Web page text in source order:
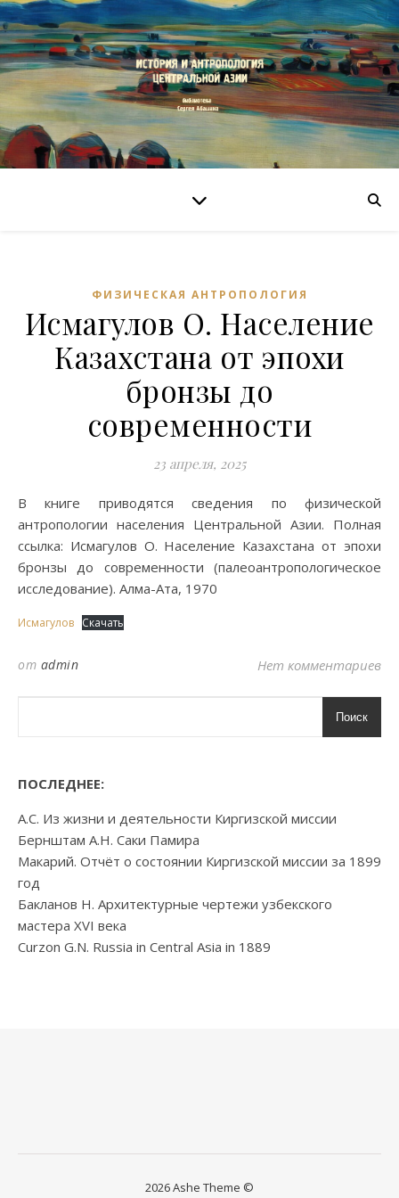
ФИЗИЧЕСКАЯ АНТРОПОЛОГИЯ
Исмагулов О. Население
Казахстана от эпохи
бронзы до
современности
23 апреля, 2025
В книге приводятся сведения по физической
антропологии населения Центральной Азии. Полная
ссылка: Исмагулов О. Население Казахстана от эпохи
бронзы до современности (палеоантропологическое
исследование). Алма-Ата, 1970
Исмагулов Скачать
от admin Нет комментариев
Поиск
ПОСЛЕДНЕЕ:
А.С. Из жизни и деятельности Киргизской миссии
Бернштам А.Н. Саки Памира
Макарий. Отчёт о состоянии Киргизской миссии за 1899
год
Бакланов Н. Архитектурные чертежи узбекского
мастера XVI века
Curzon G.N. Russia in Central Asia in 1889
2026 Ashe Theme ©